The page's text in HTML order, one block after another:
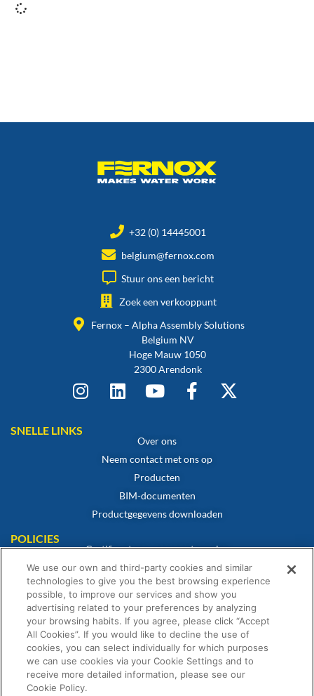
+32 (0) 14445001
belgium@fernox.com
Stuur ons een bericht
Zoek een verkooppunt
Fernox – Alpha Assembly Solutions
Belgium NV
Hoge Mauw 1050
2300 Arendonk
SNELLE LINKS
Over ons
Neem contact met ons op
Producten
BIM-documenten
Productgegevens downloaden
POLICIES
Certificaat van overeenstemming
Cookiebeleid
Disclaimer
Privacybeleid
Algemene verkoopvoorwaarden
Garantieverklaring
We use our own and third-party cookies and similar
technologies to give you the best browsing experience
possible, to improve our services and show you
advertising related to your preferences by analyzing
your browsing habits. If you agree, please click “Accept
All Cookies”. If you would like to decline the use of
cookies, you can select individually for which purposes
we can use cookies via your Cookie Settings and to
receive more detailed information, please see our
Cookie Policy.